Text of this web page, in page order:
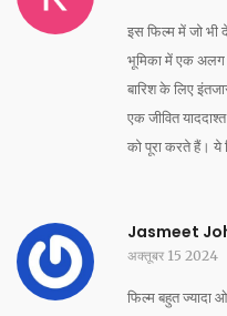
इस फिल्म में जो भी
भूमिका में एक अलग
बारिश के लिए
एक जीवित
को पूरा करते हैं। ये
Jasmeet
अक्तूबर 15 2024
फिल्म बहुत ज्यादा